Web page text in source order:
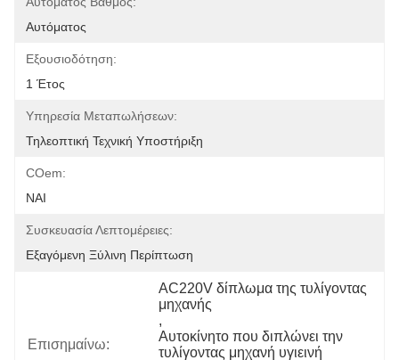
Αυτόματος
Εξουσιοδότηση:
1 Έτος
Υπηρεσία Μεταπωλήσεων:
Τηλεοπτική Τεχνική Υποστήριξη
COem:
ΝΑΙ
Συσκευασία Λεπτομέρειες:
Εξαγόμενη Ξύλινη Περίπτωση
Επισημαίνω:
AC220V δίπλωμα της τυλίγοντας
μηχανής
,
Αυτοκίνητο που διπλώνει την
τυλίγοντας μηχανή υγιεινή